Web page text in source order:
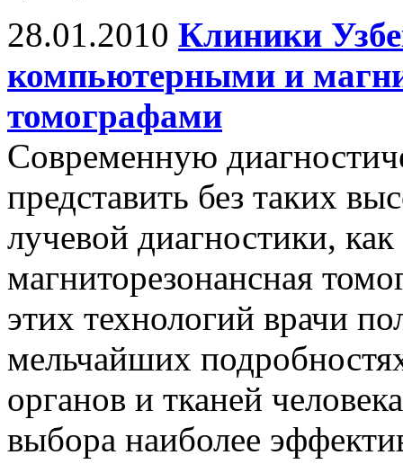
28.01.2010 Клиники
компьютерными и
томографами
Современную
представить без таких
лучевой диагностики,
магниторезонансная
этих технологий врачи
мельчайших
органов и тканей
выбора наиболее